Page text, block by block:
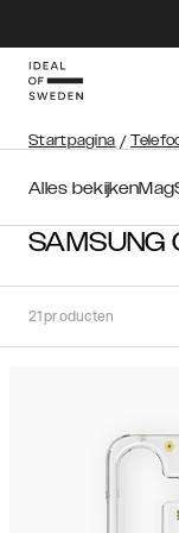
Startpagina /
Alles bekijken
SAMSUNG
21producten
Sorteer op:
Aanbevolen